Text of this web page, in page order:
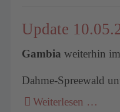
Update
Gambiaweiterhin
Dahme-Spreewald
Weiterlesen …